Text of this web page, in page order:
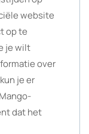
website
op te
je wilt
over
je er
dat het